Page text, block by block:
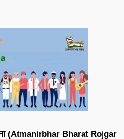
(Atmanirbhar Bharat Rojgar